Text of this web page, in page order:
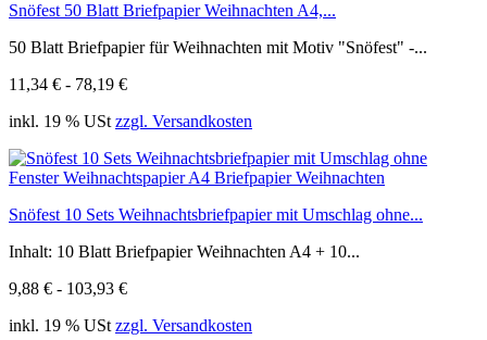
Snöfest 50 Blatt Briefpapier Weihnachten A4,...
50 Blatt Briefpapier für Weihnachten mit Motiv "Snöfest" -...
11,34 € - 78,19 €
inkl. 19 % USt zzgl. Versandkosten
Snöfest 10 Sets Weihnachtsbriefpapier mit Umschlag ohne...
Inhalt: 10 Blatt Briefpapier Weihnachten A4 + 10...
9,88 € - 103,93 €
inkl. 19 % USt zzgl. Versandkosten